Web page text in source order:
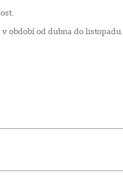
období od dubna do listopadu.